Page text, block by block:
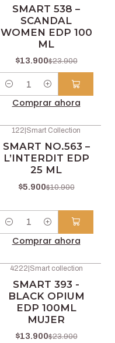
SMART 538 –
SCANDAL
WOMEN EDP 100
ML
$13.900$23.900
Comprar ahora
122 Smart Collection
SMART NO.563 –
L’INTERDIT EDP
25 ML
$5.900$10.900
Cantidad
Comprar ahora
4222|Smart collection
SMART 393 -
BLACK OPIUM
EDP 100ML
MUJER
$13.900$23.900